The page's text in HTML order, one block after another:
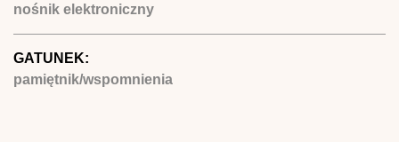
nośnik elektroniczny
GATUNEK:
pamiętnik/wspomnienia